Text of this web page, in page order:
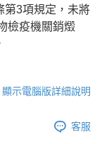
第3項規定，未將
檢疫機關銷燬
顯示電腦版詳細說明
客服